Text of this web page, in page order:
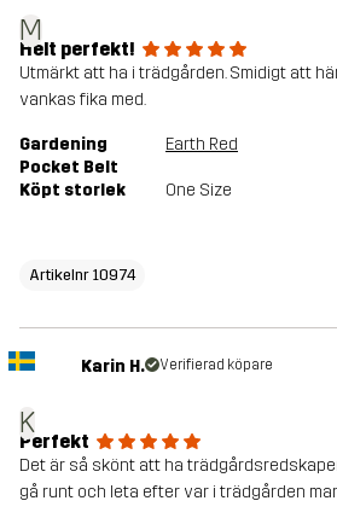
M
Helt perfekt!
Utmärkt att ha i trädgården. Smidigt att
vankas fika med.
Gardening
Pocket Belt
Earth Red
Köpt storlek One Size
Artikelnr 10974
K
Karin H. Verifierad köpare
Perfekt
Det är så skönt att ha
gå runt och leta efter var i trädgården